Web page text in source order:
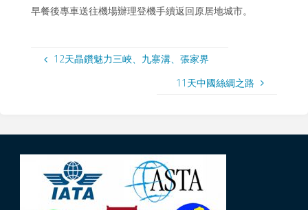
早餐後專車送往機場辦理登機手續返回原居地城市。
12天晶鑽魅力三峽、九寨溝、張家界
11天中國絲綢之路